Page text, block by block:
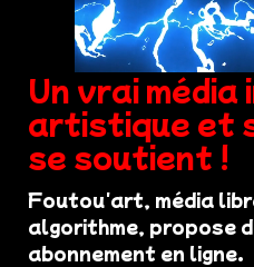
Un vrai
artistique et
se soutient !
Foutou'art, média
algorithme, propose
abonnement en ligne.